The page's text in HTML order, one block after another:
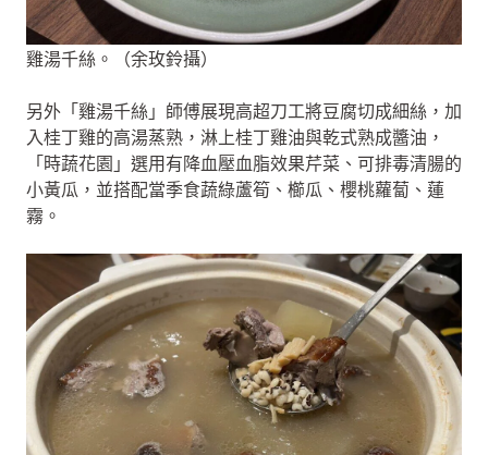
雞湯千絲。（余玫鈴攝）
另外「雞湯千絲」師傅展現高超刀工將豆腐切成細絲，加
入桂丁雞的高湯蒸熟，淋上桂丁雞油與乾式熟成醬油，
「時蔬花園」選用有降血壓血脂效果芹菜、可排毒清腸的
小黃瓜，並搭配當季食蔬綠蘆筍、櫛瓜、櫻桃蘿蔔、蓮
霧。